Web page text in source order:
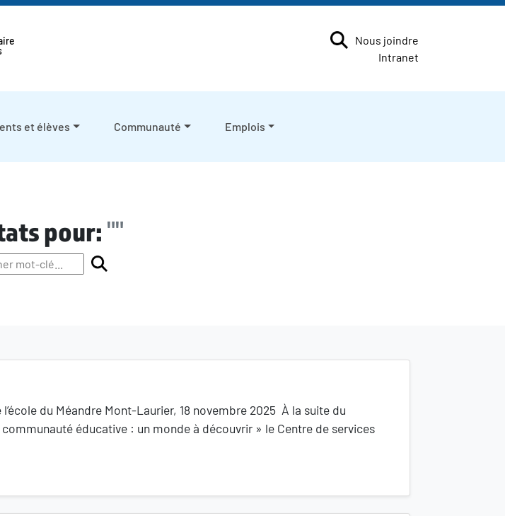
Nous joindre
Intranet
et élèves Communauté Emplois
pour:""
du Méandre Mont-Laurier, 18 novembre 2025 À la suite du
éducative : un monde à découvrir » le Centre de services